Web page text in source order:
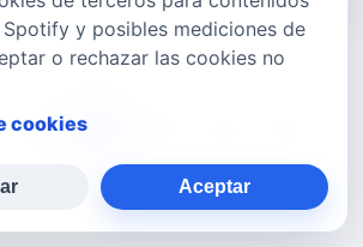
770 771
y posibles mediciones de
o rechazar las cookies no
cookies
Aceptar